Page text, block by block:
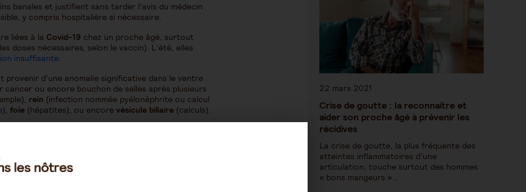
banales et justifient sans tarder l’avis du médecin
y compris hospitalière si nécessaire.
liées à la Covid-19 chez un proche âgé, surtout
doses nécessaires, selon le vaccin). L’été, elles
insuffisante.
provenir d’une anomalie significative dans le ventre
ou encore bouchon de selles après plusieurs
rein (infection nommée pyélonéphrite ou calcul
), foie (hépatites), ou encore vésicule biliaire (calculs).
exemple,
crânien, même minime) voire début d’un
(habitat non aéré et absence d’entretien des
22 mars 2021
Crise de goutte : la reconnaitre et
aider son proche âgé à prévenir les
récidives
La crise de goutte, la plus fréquente des
atteintes inflammatoires d’une
articulation, touche surtout des hommes
« bons mangeurs »…